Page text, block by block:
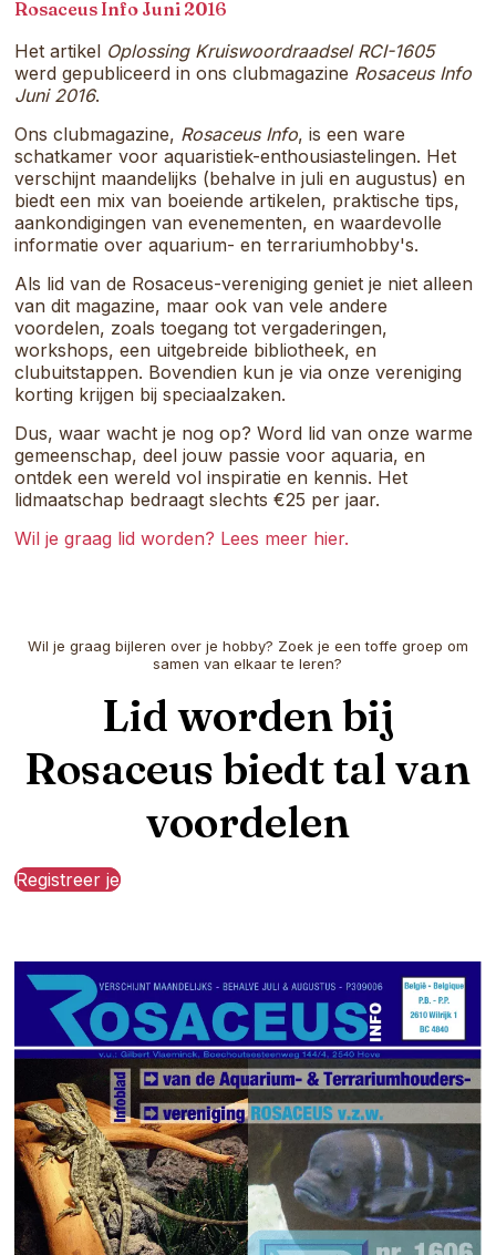
samenkomt.
Rosaceus Info Juni 2016
Het artikel Oplossing Kruiswoordraadsel RCI-1605
werd gepubliceerd in ons clubmagazine Rosaceus Info
Juni 2016.
Ons clubmagazine, Rosaceus Info, is een ware
schatkamer voor aquaristiek-enthousiastelingen. Het
verschijnt maandelijks (behalve in juli en augustus) en
biedt een mix van boeiende artikelen, praktische tips,
aankondigingen van evenementen, en waardevolle
informatie over aquarium- en terrariumhobby's.
Als lid van de Rosaceus-vereniging geniet je niet alleen
van dit magazine, maar ook van vele andere
voordelen, zoals toegang tot vergaderingen,
workshops, een uitgebreide bibliotheek, en
clubuitstappen. Bovendien kun je via onze vereniging
korting krijgen bij speciaalzaken.
Dus, waar wacht je nog op? Word lid van onze warme
gemeenschap, deel jouw passie voor aquaria, en
ontdek een wereld vol inspiratie en kennis. Het
lidmaatschap bedraagt slechts €25 per jaar.
Wil je graag lid worden? Lees meer hier.
Wil je graag bijleren over je hobby? Zoek je een toffe groep om
samen van elkaar te leren?
Lid worden bij
Rosaceus biedt tal van
voordelen
Registreer je